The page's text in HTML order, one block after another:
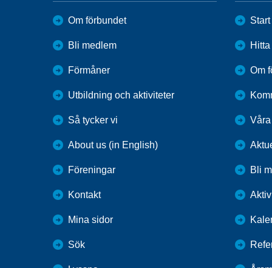
Om förbundet
Bli medlem
Förmåner
Utbildning och aktiviteter
Så tycker vi
About us (in English)
Föreningar
Kontakt
Mina sidor
Sök
Start
Om
Bli